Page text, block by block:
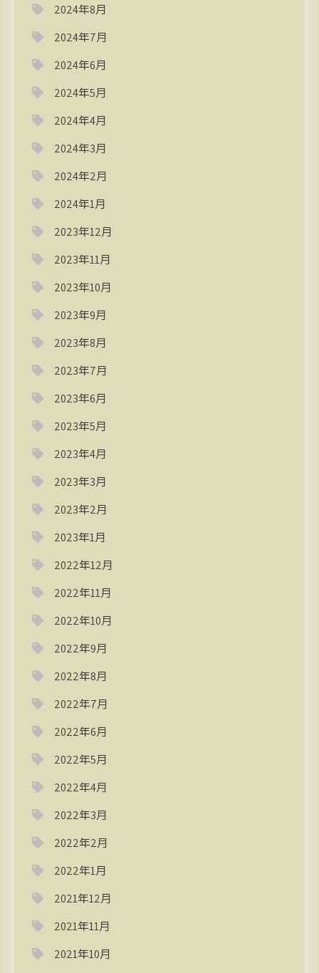
2024年8月
2024年7月
2024年6月
2024年5月
2024年4月
2024年3月
2024年2月
2024年1月
2023年12月
2023年11月
2023年10月
2023年9月
2023年8月
2023年7月
2023年6月
2023年5月
2023年4月
2023年3月
2023年2月
2023年1月
2022年12月
2022年11月
2022年10月
2022年9月
2022年8月
2022年7月
2022年6月
2022年5月
2022年4月
2022年3月
2022年2月
2022年1月
2021年12月
2021年11月
2021年10月